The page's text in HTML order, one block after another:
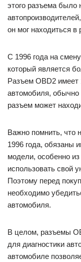
этого разъема было
он мог находиться в
С 1996 года на
который является
Разъем OBD2 имеет
автомобиля, обычно
разъем может
Важно помнить, что
1996 года, обязаны
модели, особенно
использовать свой
Поэтому перед
необходимо
автомобиля.
В целом, разъемы
для диагностики
автомобиле